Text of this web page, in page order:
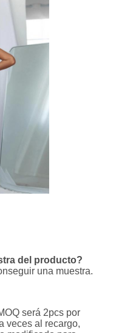
del producto?
una muestra.
será 2pcs por
veces al recargo,